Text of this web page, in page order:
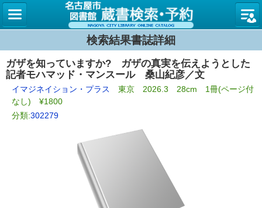
名古屋
検索結果書誌詳細
ガザを知っていますか? ガザの真実を伝えようとした
記者モハマッド・マンスール 桑山紀彦／文
イマジネイション・プラス
東京 2026.3 28cm 1冊(ページ付
なし) ¥1800
分類:302279